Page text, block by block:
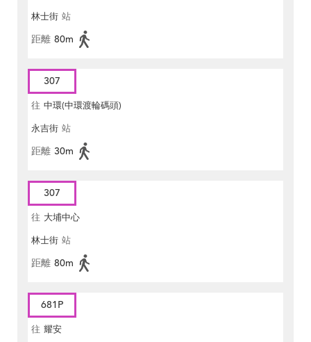
林士街 站
距離 80m
307
往 中環(中環渡輪碼頭)
永吉街 站
距離 30m
307
往 大埔中心
林士街 站
距離 80m
681P
往 耀安